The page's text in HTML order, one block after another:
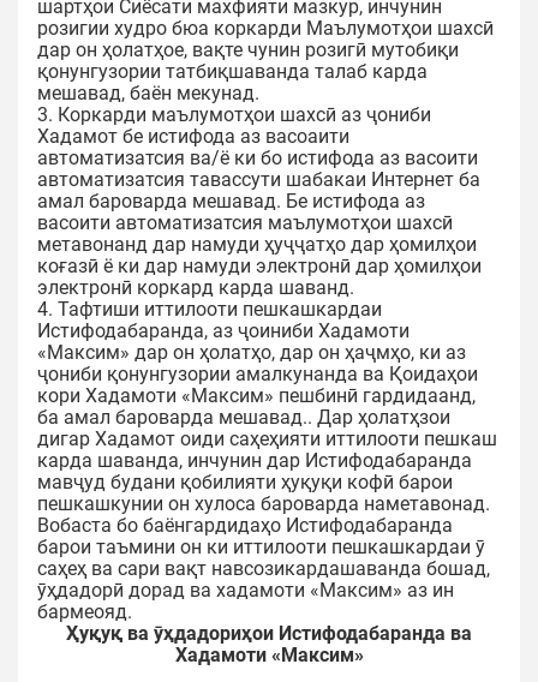
шартҳои Сиёсати махфияти мазкур, инчунин
розигии худро бюа коркарди Маълумотҳои шахсӣ
дар он ҳолатҳое, вақте чунин розигӣ мутобиқи
қонунгузории татбиқшаванда талаб карда
мешавад, баён мекунад.
3. Коркарди маълумотҳои шахсӣ аз ҷониби
Хадамот бе истифода аз васоаити
автоматизатсия ва/ё ки бо истифода аз васоити
автоматизатсия тавассути шабакаи Интернет ба
амал бароварда мешавад. Бе истифода аз
васоити автоматизатсия маълумотҳои шахсӣ
метавонанд дар намуди ҳуҷҷатҳо дар ҳомилҳои
коғазӣ ё ки дар намуди электронӣ дар ҳомилҳои
электронӣ коркард карда шаванд.
4. Тафтиши иттилооти пешкашкардаи
Истифодабаранда, аз ҷоиниби Хадамоти
«Максим» дар он ҳолатҳо, дар он ҳаҷмҳо, ки аз
ҷониби қонунгузории амалкунанда ва Қоидаҳои
кори Хадамоти «Максим» пешбинӣ гардидаанд,
ба амал бароварда мешавад.. Дар ҳолатҳзои
дигар Хадамот оиди саҳеҳияти иттилооти пешкаш
карда шаванда, инчунин дар Истифодабаранда
мавҷуд будани қобилияти ҳуқуқи кофӣ барои
пешкашкунии он хулоса бароварда наметавонад.
Вобаста бо баёнгардидаҳо Истифодабаранда
барои таъмини он ки иттилооти пешкашкардаи ӯ
саҳеҳ ва сари вақт навсозикардашаванда бошад,
ӯҳдадорӣ дорад ва хадамоти «Максим» аз ин
бармеояд.
Ҳуқуқ ва ӯҳдадориҳои Истифодабаранда ва
Хадамоти «Максим»